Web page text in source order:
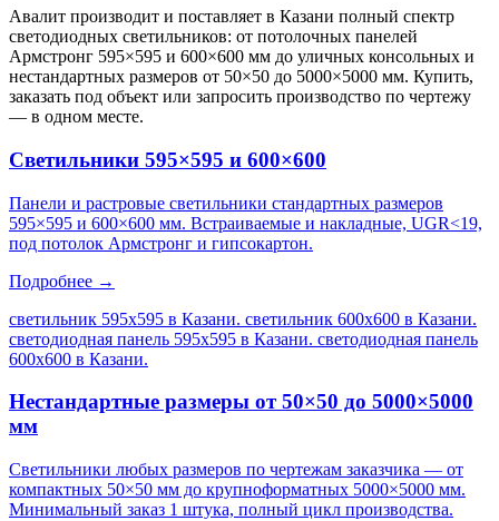
Авалит производит и поставляет в Казани полный спектр
светодиодных светильников: от потолочных панелей
Армстронг 595×595 и 600×600 мм до уличных консольных и
нестандартных размеров от 50×50 до 5000×5000 мм. Купить,
заказать под объект или запросить производство по чертежу
— в одном месте.
Светильники 595×595 и 600×600
Панели и растровые светильники стандартных размеров
595×595 и 600×600 мм. Встраиваемые и накладные, UGR<19,
под потолок Армстронг и гипсокартон.
Подробнее →
светильник 595х595 в Казани. светильник 600х600 в Казани.
светодиодная панель 595х595 в Казани. светодиодная панель
600х600 в Казани.
Нестандартные размеры от 50×50 до 5000×5000
мм
Светильники любых размеров по чертежам заказчика — от
компактных 50×50 мм до крупноформатных 5000×5000 мм.
Минимальный заказ 1 штука, полный цикл производства.